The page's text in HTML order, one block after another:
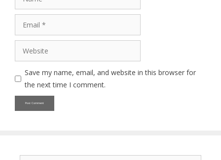
Website
Save my name, email, and website in this browser for
the next time I comment.